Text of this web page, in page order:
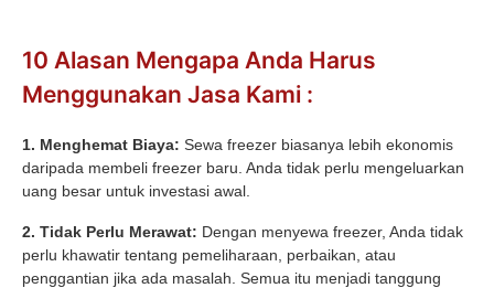
10 Alasan Mengapa Anda Harus
Menggunakan Jasa Kami :
1. Menghemat Biaya: Sewa freezer biasanya lebih ekonomis
daripada membeli freezer baru. Anda tidak perlu mengeluarkan
uang besar untuk investasi awal.
2. Tidak Perlu Merawat: Dengan menyewa freezer, Anda tidak
perlu khawatir tentang pemeliharaan, perbaikan, atau
penggantian jika ada masalah. Semua itu menjadi tanggung